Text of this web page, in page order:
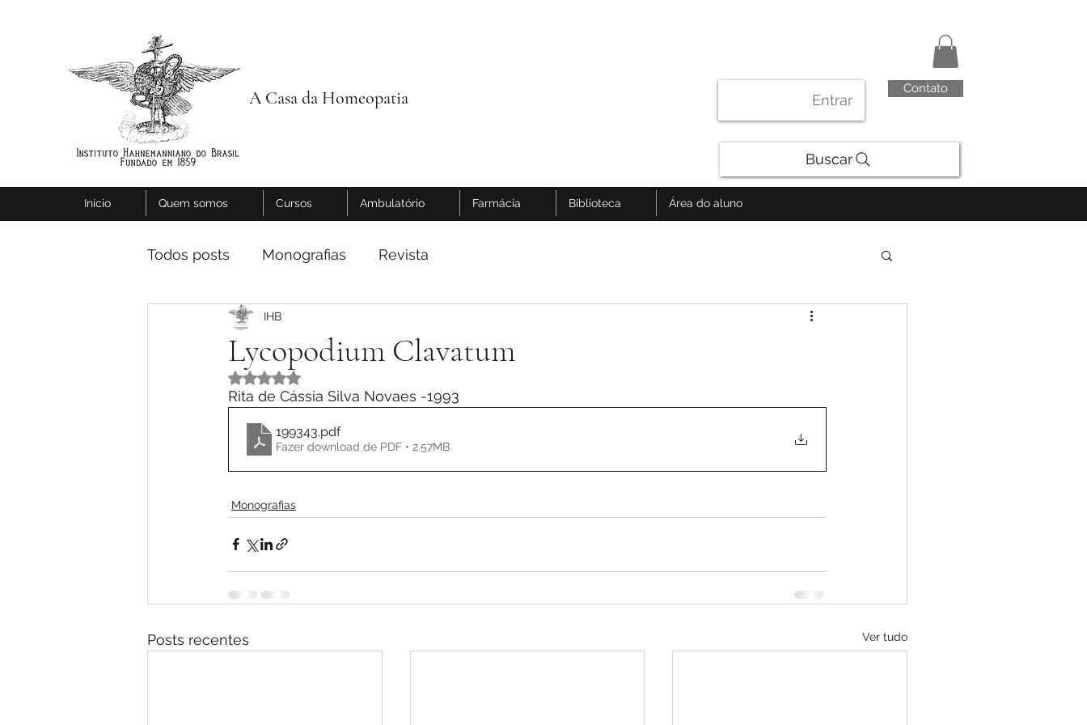
A Casa da Homeopatia Entrar
Contato
Buscar
Início Quem somos Cursos Ambulatório Farmácia Biblioteca Área do aluno
Todos posts Monografias Revista
Lycopodium Clavatum
IHB
Avaliado com NaN de 5 estrelas.
Rita de Cássia Silva Novaes -1993
199343.pdf
Fazer download de PDF • 2.57MB
Monografias
Posts recentes Ver tudo